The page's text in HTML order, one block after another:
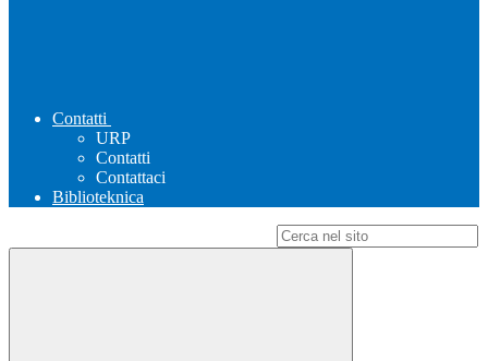
Contatti
URP
Contatti
Contattaci
Biblioteknica